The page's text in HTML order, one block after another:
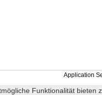
Application
Funktionalität bieten